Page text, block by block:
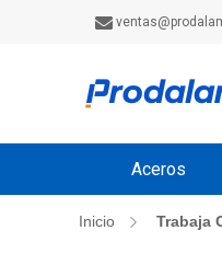
Aceros
Inicio Trabaja